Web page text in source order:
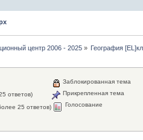
центр 2006 - 2025» География
ответов)
25 ответов)
Заблокированная тема
Прикрепленная тема
Голосование